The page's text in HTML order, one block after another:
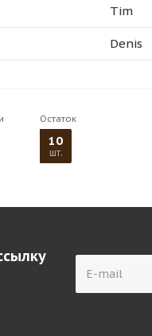
Tim
Denis
Остаток
10
шт.